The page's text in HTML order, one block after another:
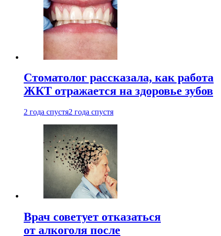
Стоматолог рассказала, как работа
ЖКТ отражается на здоровье зубов
2 года спустя2 года спустя
Врач советует отказаться
от алкоголя после